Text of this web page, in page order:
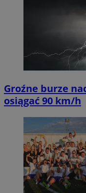
Groźne burze
osiągać 90 km/h